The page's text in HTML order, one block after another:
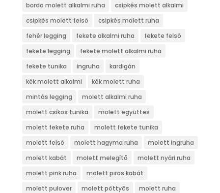
bordo molett alkalmi ruha
csipkés molett alkalmi
csipkés molett felső
csipkés molett ruha
fehér legging
fekete alkalmi ruha
fekete felső
fekete legging
fekete molett alkalmi ruha
fekete tunika
ingruha
kardigán
kék molett alkalmi
kék molett ruha
mintás legging
molett alkalmi ruha
molett csíkos tunika
molett együttes
molett fekete ruha
molett fekete tunika
molett felső
molett hagyma ruha
molett ingruha
molett kabát
molett melegítő
molett nyári ruha
molett pink ruha
molett piros kabát
molett pulover
molett pöttyös
molett ruha